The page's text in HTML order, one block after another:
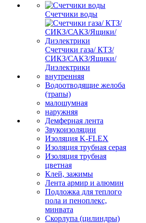
Счетчики воды
Счетчики газа/ КТЗ/
СИКЗ/САКЗ/Ящики/
Диэлектрики
внутренняя
Водоотводящие желоба
(трапы)
малошумная
наружняя
Демферная лента
Звукоизоляции
Изоляция K-FLEX
Изоляция трубная серая
Изоляция трубная
цветная
Клей, зажимы
Лента армир и алюмин
Подложка для теплого
пола и пеноплекс,
минвата
Скорлупа (цилиндры)